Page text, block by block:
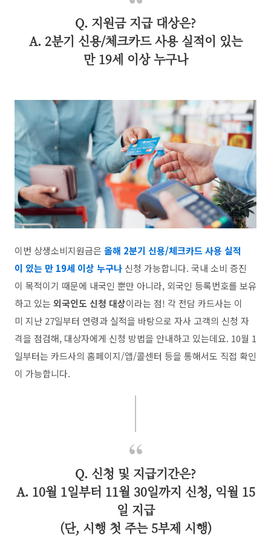
Q. 지원금 지급 대상은?
A. 2분기 신용/체크카드 사용 실적이 있는
만 19세 이상 누구나
이번 상생소비지원금은 올해 2분기 신용/체크카드 사용 실적
이 있는 만 19세 이상 누구나 신청 가능합니다. 국내 소비 증진
이 목적이기 때문에 내국인 뿐만 아니라, 외국인 등록번호를 보유
하고 있는 외국인도 신청 대상이라는 점! 각 전담 카드사는 이
미 지난 27일부터 연령과 실적을 바탕으로 자사 고객의 신청 자
격을 점검해, 대상자에게 신청 방법을 안내하고 있는데요. 10월 1
일부터는 카드사의 홈페이지/앱/콜센터 등을 통해서도 직접 확인
이 가능합니다.
Q. 신청 및 지급기간은?
A. 10월 1일부터 11월 30일까지 신청, 익월 15
일 지급
(단, 시행 첫 주는 5부제 시행)